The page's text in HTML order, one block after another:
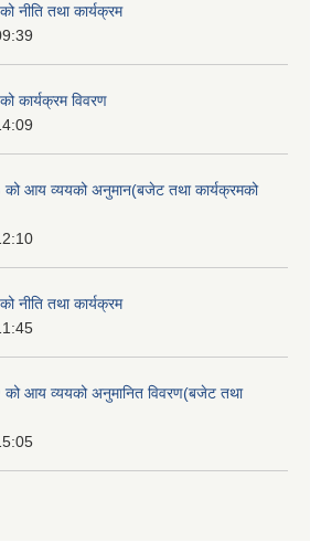
नीति तथा कार्यक्रम
कार्यक्रम विवरण
आय व्ययको अनुमान(बजेट तथा कार्यक्रमको
नीति तथा कार्यक्रम
आय व्ययको अनुमानित विवरण(बजेट तथा